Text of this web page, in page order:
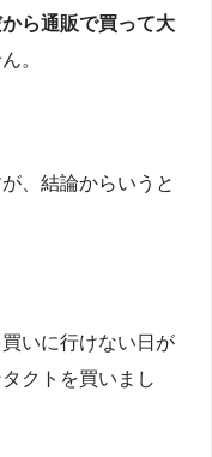
ら通販で買って大
。
、結論からいうと
いに行けない日が
クトを買いまし